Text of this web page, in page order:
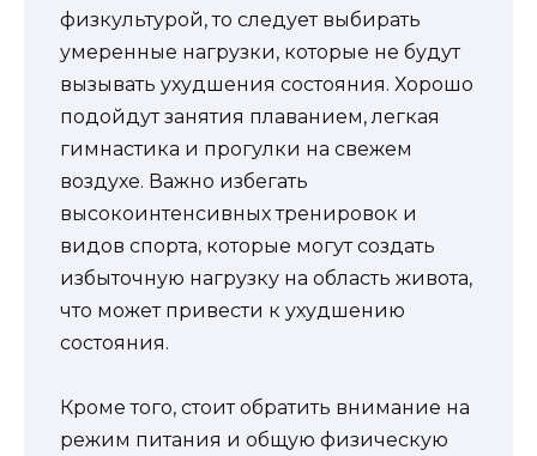
физкультурой, то следует выбирать
умеренные нагрузки, которые не будут
вызывать ухудшения состояния. Хорошо
подойдут занятия плаванием, легкая
гимнастика и прогулки на свежем
воздухе. Важно избегать
высокоинтенсивных тренировок и
видов спорта, которые могут создать
избыточную нагрузку на область живота,
что может привести к ухудшению
состояния.
Кроме того, стоит обратить внимание на
режим питания и общую физическую